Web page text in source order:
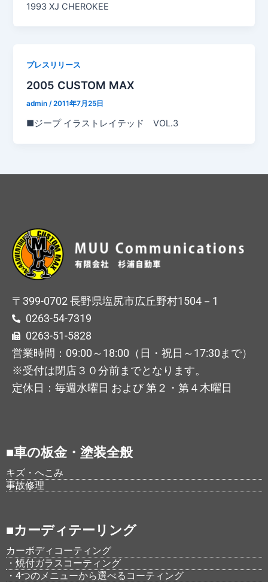
1993 XJ CHEROKEE
プレスリリース
2005 CUSTOM MAX
admin/2011年7月25日
■ジープ イラストレイテッド VOL.3
〒399-0702 長野県塩尻市広丘野村1504－1
0263-54-7319
0263-51-5828
営業時間：09:00～18:00（日・祝日～17:30まで）
※受付は閉店３０分前までとなります。
定休日：毎週水曜日 および 第２・第４木曜日
■車の板金・塗装全般
キズ・へこみ
事故修理
■カーディテーリング
カーボディコーティング
・焼付ガラスコーティング
・4つのメニューから選べるコーティング